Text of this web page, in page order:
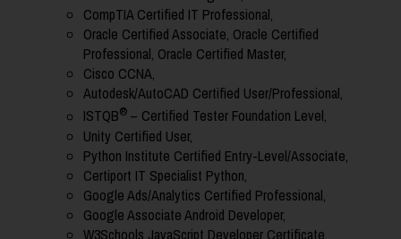
CompTIA Certified IT Professional,
Oracle Certified Associate, Oracle Certified
Professional, Oracle Certified Master,
Cisco CCNA,
Autodesk/AutoCAD Certified User/Professional,
ISTQB® – Certified Tester Foundation Level,
Unity Certified User,
Python Institute Certified Entry-Level/Associate,
Certiport IT Specialist Python,
Google Ads/Analytics Certified Professional,
Google Associate Android Developer,
W3Schools JavaScript Developer Certificate,